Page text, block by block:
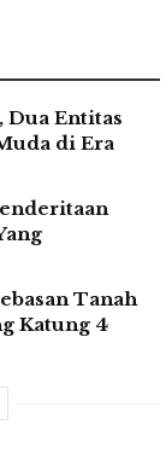
Entitas
di Era
Tanah
Katung 4